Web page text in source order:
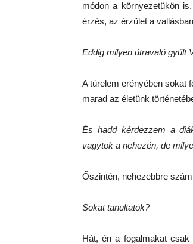
módon a környezetükön
érzés, az érzület a
Eddig milyen útravaló gyűlt
A türelem erényében sokat
marad az életünk
És hadd kérdezzem a
vagytok a nehezén, de
Őszintén, nehezebbre
Sokat tanultatok?
Hát, én a fogalmakat